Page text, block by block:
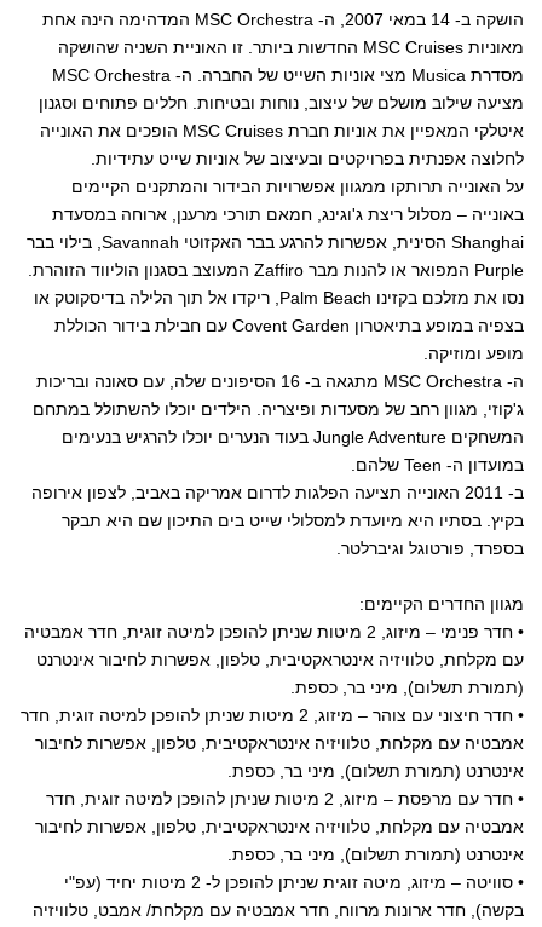
הושקה ב- 14 במאי 2007, ה- MSC Orchestra המדהימה הינה אחת
מאוניות MSC Cruises החדשות ביותר. זו האוניית השניה שהושקה
מסדרת Musica מצי אוניות השייט של החברה. ה- MSC Orchestra
מציעה שילוב מושלם של עיצוב, נוחות ובטיחות. חללים פתוחים וסגנון
איטלקי המאפיין את אוניות חברת MSC Cruises הופכים את האונייה
לחלוצה אפנתית בפרויקטים ובעיצוב של אוניות שייט עתידיות.
על האונייה תרותקו ממגוון אפשרויות הבידור והמתקנים הקיימים
באונייה – מסלול ריצת ג'וגינג, חמאם תורכי מרענן, ארוחה במסעדת
Shanghai הסינית, אפשרות להרגע בבר האקזוטי Savannah, בילוי בבר
Purple המפואר או להנות מבר Zaffiro המעוצב בסגנון הוליווד הזוהרת.
נסו את מזלכם בקזינו Palm Beach, ריקדו אל תוך הלילה בדיסקוטק או
בצפיה במופע בתיאטרון Covent Garden עם חבילת בידור הכוללת
מופע ומוזיקה.
ה- MSC Orchestra מתגאה ב- 16 הסיפונים שלה, עם סאונה ובריכות
ג'קוזי, מגוון רחב של מסעדות ופיצריה. הילדים יוכלו להשתולל במתחם
המשחקים Jungle Adventure בעוד הנערים יוכלו להרגיש בנעימים
במועדון ה- Teen שלהם.
ב- 2011 האונייה תציעה הפלגות לדרום אמריקה באביב, לצפון אירופה
בקיץ. בסתיו היא מיועדת למסלולי שייט בים התיכון שם היא תבקר
בספרד, פורטוגל וגיברלטר.
מגוון החדרים הקיימים:
• חדר פנימי – מיזוג, 2 מיטות שניתן להופכן למיטה זוגית, חדר אמבטיה
עם מקלחת, טלוויזיה אינטראקטיבית, טלפון, אפשרות לחיבור אינטרנט
(תמורת תשלום), מיני בר, כספת.
• חדר חיצוני עם צוהר – מיזוג, 2 מיטות שניתן להופכן למיטה זוגית, חדר
אמבטיה עם מקלחת, טלוויזיה אינטראקטיבית, טלפון, אפשרות לחיבור
אינטרנט (תמורת תשלום), מיני בר, כספת.
• חדר עם מרפסת – מיזוג, 2 מיטות שניתן להופכן למיטה זוגית, חדר
אמבטיה עם מקלחת, טלוויזיה אינטראקטיבית, טלפון, אפשרות לחיבור
אינטרנט (תמורת תשלום), מיני בר, כספת.
• סוויטה – מיזוג, מיטה זוגית שניתן להופכן ל- 2 מיטות יחיד (עפ"י
בקשה), חדר ארונות מרווח, חדר אמבטיה עם מקלחת/ אמבט, טלוויזיה